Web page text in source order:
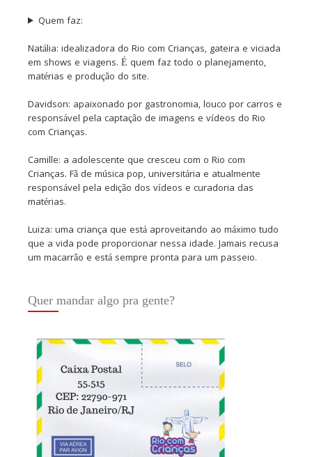
Quem faz:
Natália: idealizadora do Rio com Crianças, gateira e viciada
em shows e viagens. É quem faz todo o planejamento,
matérias e produção do site.
Davidson: apaixonado por gastronomia, louco por carros e
responsável pela captação de imagens e vídeos do Rio
com Crianças.
Camille: a adolescente que cresceu com o Rio com
Crianças. Fã de música pop, universitária e atualmente
responsável pela edição dos vídeos e curadoria das
matérias.
Luiza: uma criança que está aproveitando ao máximo tudo
que a vida pode proporcionar nessa idade. Jamais recusa
um macarrão e está sempre pronta para um passeio.
Quer mandar algo pra gente?